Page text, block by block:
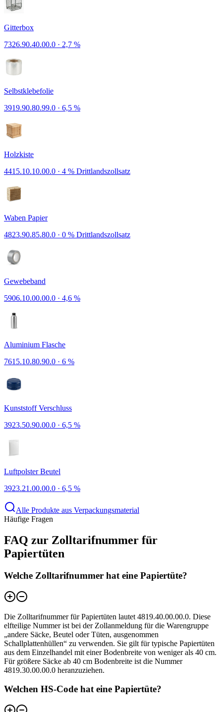
Gitterbox
7326.90.40.00.0 · 2,7 %
Selbstklebefolie
3919.90.80.99.0 · 6,5 %
Holzkiste
4415.10.10.00.0 · 4 % Drittlandszollsatz
Waben Papier
4823.90.85.80.0 · 0 % Drittlandszollsatz
Gewebeband
5906.10.00.00.0 · 4,6 %
Aluminium Flasche
7615.10.80.90.0 · 6 %
Kunststoff Verschluss
3923.50.90.00.0 · 6,5 %
Luftpolster Beutel
3923.21.00.00.0 · 6,5 %
Alle Produkte aus Verpackungsmaterial
Häufige Fragen
FAQ zur Zolltarifnummer für
Papiertüten
Welche Zolltarifnummer hat eine Papiertüte?
Die Zolltarifnummer für Papiertüten lautet 4819.40.00.00.0. Diese
elfteilige Nummer ist bei der Zollanmeldung für die Warengruppe
„andere Säcke, Beutel oder Tüten, ausgenommen
Schallplattenhüllen“ zu verwenden. Sie gilt für typische Papiertüten
aus dem Einzelhandel mit einer Bodenbreite von weniger als 40 cm.
Für größere Säcke ab 40 cm Bodenbreite ist die Nummer
4819.30.00.00.0 heranzuziehen.
Welchen HS-Code hat eine Papiertüte?